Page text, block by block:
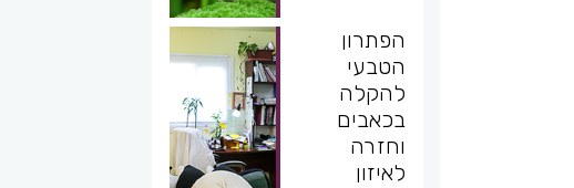
הפתרון
הטבעי
להקלה
בכאבים
וחזרה
לאיזון